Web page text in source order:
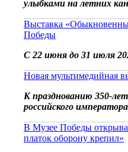
улыбками на летних
Выставка
Победы
С 22 июня до 31 июля
Новая мультимедийная
К празднованию 350-
российского императора
В Музее Победы
платок оборону крепил»